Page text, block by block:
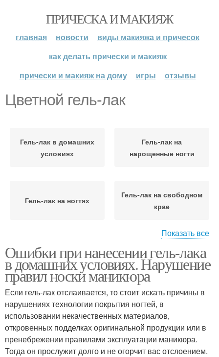
ПРИЧЕСКА И МАКИЯЖ
главная новости
виды макияжа и причесок
как делать прически и макияж
прически и макияж на дому
игры отзывы
Цветной гель-лак
Гель-лак в домашних
условиях
Гель-лак на
нарощенные ногти
Гель-лак на ногтях
Гель-лак на свободном
крае
Гель-лак на кончике Гель-лак от ногтей
Перламутровые гель-
лаки
Гель-лаки с блёстками
Показать все
Ошибки при нанесении гель-лака
в домашних условиях. Нарушение
правил носки маникюра
Если гель-лак отслаивается, то стоит искать причины в
нарушениях технологии покрытия ногтей, в
использовании некачественных материалов,
откровенных подделках оригинальной продукции или в
пренебрежении правилами эксплуатации маникюра.
Тогда он прослужит долго и не огорчит вас отслоением.